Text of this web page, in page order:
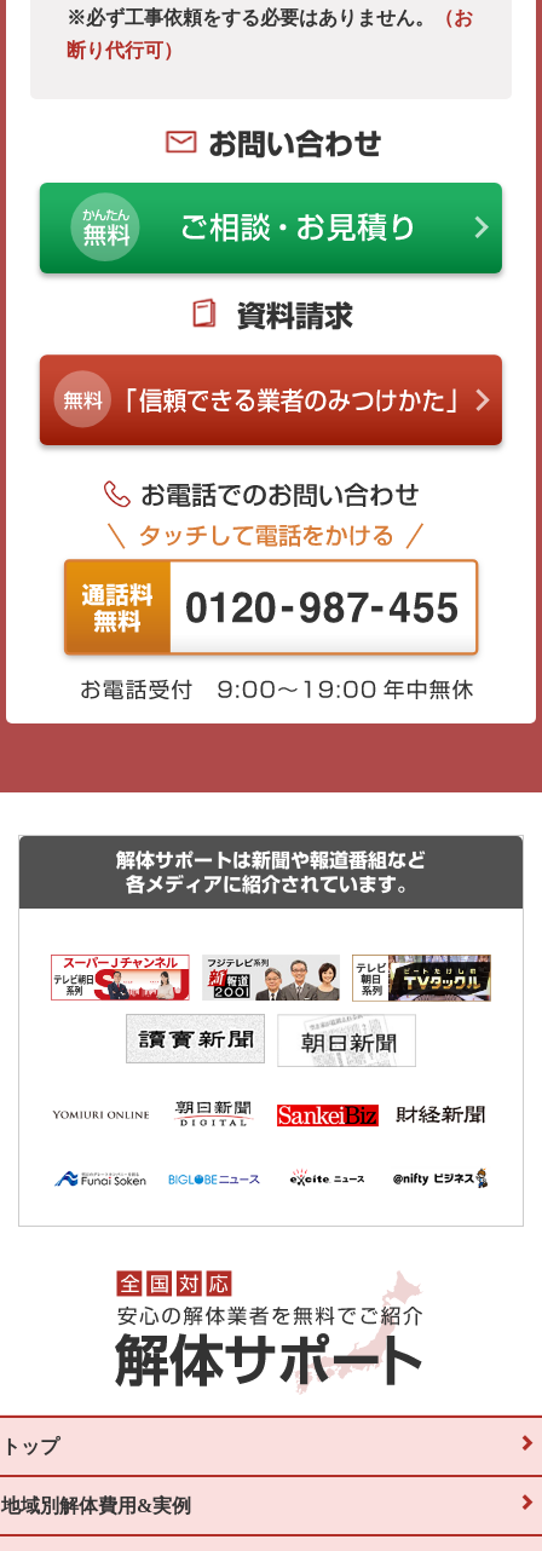
※必ず工事依頼をする必要はありません。
（お
断り代行可）
お問い合わせ
資料請求
解体サポートは新聞や報道番組など
各メディアに紹介されています。
トップ
地域別解体費用&実例